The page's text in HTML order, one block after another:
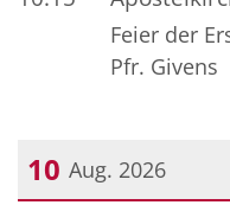
Feier der
Pfr. Givens
10 Aug. 2026